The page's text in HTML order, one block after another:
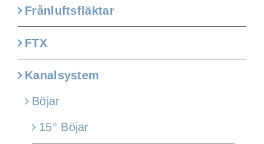
Frånluftsfläktar
FTX
Kanalsystem
Böjar
15° Böjar